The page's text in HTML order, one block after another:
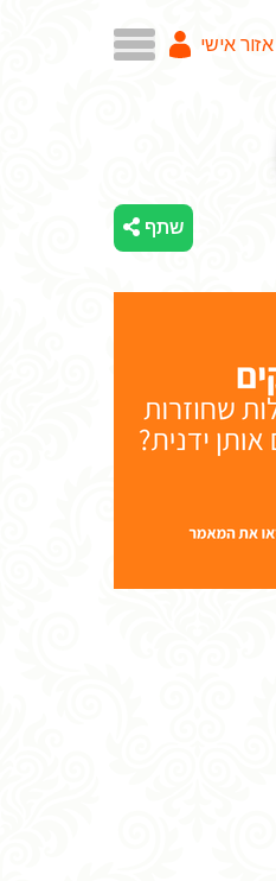
אזור אישי
שתף